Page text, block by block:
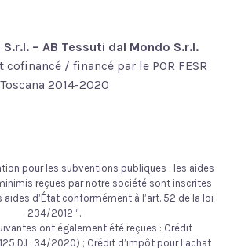
– AB Tessuti dal Mondo S.r.l.
/ financé par le POR FESR
Toscana 2014-2020
pour les subventions publiques : les aides
reçues par notre société sont inscrites
d’État conformément à l’art. 52 de la loi
234/2012 “.
ont également été reçues : Crédit
D.L. 34/2020) ; Crédit d’impôt pour l’achat